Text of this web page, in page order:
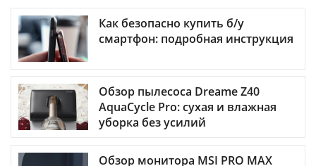
Как безопасно купить б/у
смартфон: подробная инструкция
Обзор пылесоса Dreame Z40
AquaCycle Pro: сухая и влажная
уборка без усилий
Обзор монитора MSI PRO MAX